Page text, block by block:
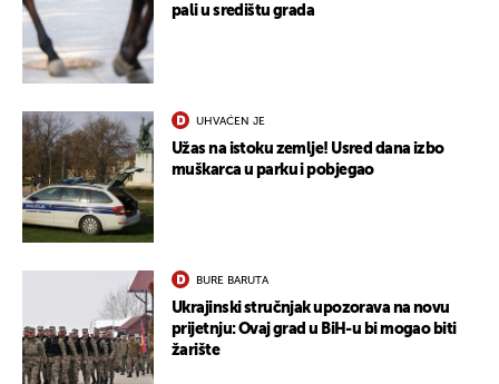
pali u središtu grada
UHVAĆEN JE
Užas na istoku zemlje! Usred dana izbo
muškarca u parku i pobjegao
BURE BARUTA
Ukrajinski stručnjak upozorava na novu
prijetnju: Ovaj grad u BiH-u bi mogao biti
žarište